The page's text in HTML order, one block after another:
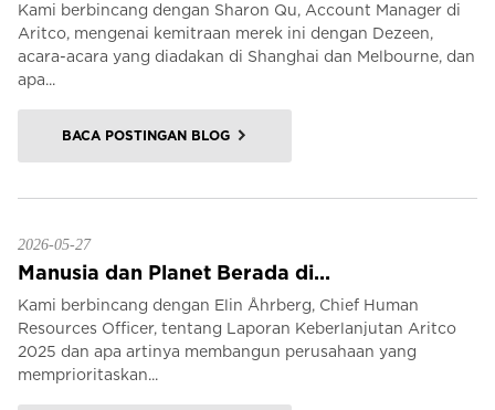
Kami berbincang dengan Sharon Qu, Account Manager di
Aritco, mengenai kemitraan merek ini dengan Dezeen,
acara-acara yang diadakan di Shanghai dan Melbourne, dan
apa...
BACA POSTINGAN BLOG
2026-05-27
Manusia dan Planet Berada di...
Kami berbincang dengan Elin Åhrberg, Chief Human
Resources Officer, tentang Laporan Keberlanjutan Aritco
2025 dan apa artinya membangun perusahaan yang
memprioritaskan...